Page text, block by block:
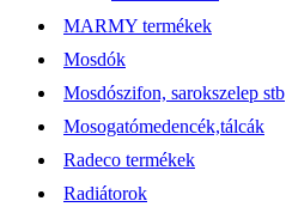
MARMY termékek
Mosdók
Mosdószifon, sarokszelep stb
Mosogatómedencék,tálcák
Radeco termékek
Radiátorok